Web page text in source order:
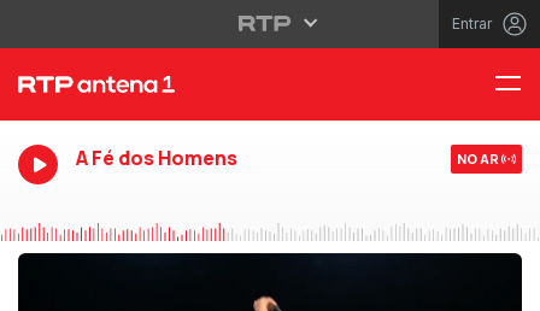
Entrar
A Fé dos Homens NO AR